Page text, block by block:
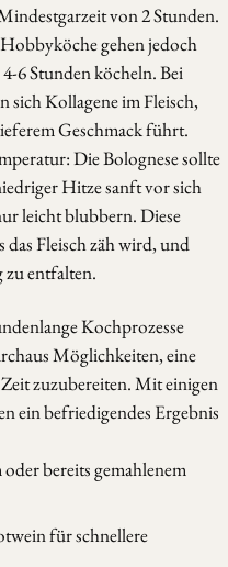
von 2 Stunden.
gehen jedoch
6 Stunden köcheln. Bei
sich Kollagene im Fleisch,
Geschmack führt.
Die Bolognese sollte
Hitze sanft vor sich
leicht blubbern. Diese
Fleisch zäh wird, und
zu entfalten.
Kochprozesse
Möglichkeiten, eine
zuzubereiten. Mit einigen
ein befriedigendes Ergebnis
bereits gemahlenem
für schnellere